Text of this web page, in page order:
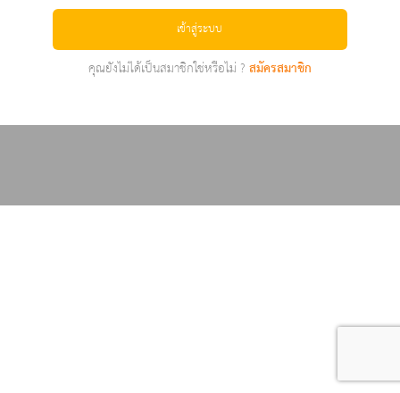
เข้าสู่ระบบ
คุณยังไม่ได้เป็นสมาชิกใช่หรือไม่ ?สมัครสมาชิก